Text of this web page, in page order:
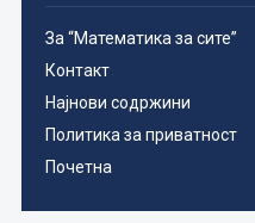
За “Математика за сите”
Контакт
Најнови содржини
Политика за приватност
Почетна